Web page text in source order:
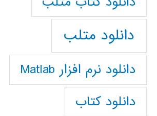
دانلود متلب
دانلود نرم افزار Matlab
دانلود کتاب